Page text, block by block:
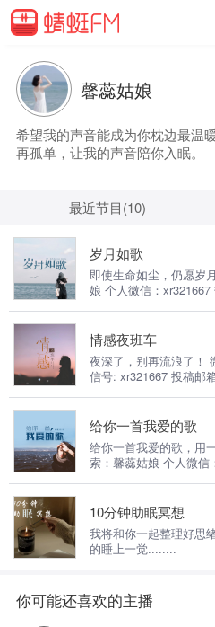
馨蕊姑娘
希望我的声音能成为你枕边最温
再孤单，让我的声音陪你入眠。
最近节目(10)
岁月如歌
即使生命如尘，仍愿岁
娘 个人微信：
情感夜班车
夜深了，别再流浪了！
信号: xr321667 投稿邮
给你一首我爱的歌
给你一首我爱的歌，用
索：馨蕊姑娘 个人微信
10分钟助眠冥想
我将和你一起整理好思
的睡上一觉........